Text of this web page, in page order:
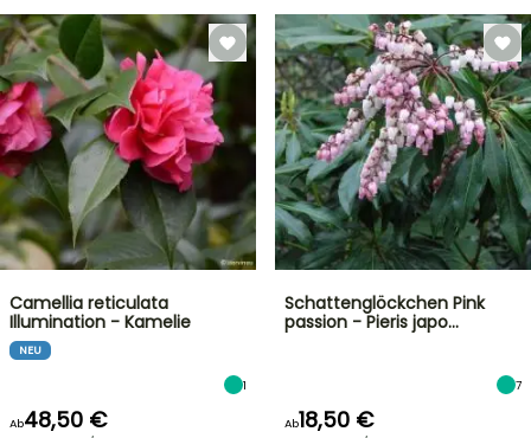
Camellia reticulata
Illumination - Kamelie
NEU
1
Ab48,50 €
Schattenglöckchen Pink
passion - Pieris japo…
7
Ab18,50 €